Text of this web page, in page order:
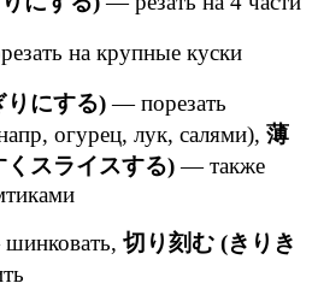
на крупные куски
りにする)— порезать
огурец, лук, салями), 薄
くスライスする)— также
切り刻む (きりき